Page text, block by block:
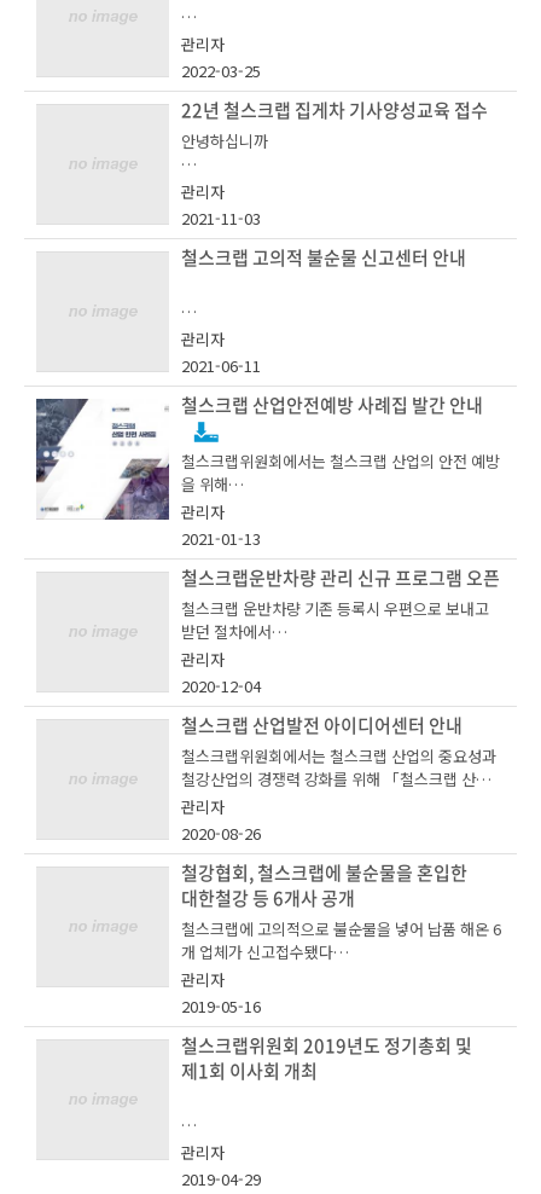
철스크랩위원회에서는 철스크랩 산업의 중요성과
철강산업의 경쟁력 강화를 위해 「철스크랩 산업발
전 아이디어 센터」를 운영하고 있습니다.
상품을 드리오니 많은 관심과 참여 부탁드립니다.
① URL 접속(주소를 복사하여 주소창에 붙여넣
기 후 엔터) : http://steelscrapidea.kosa.or.kr/
main
② 철스크랩위원회 홈페이지 우측 배너 중 「철
스크랩 산업발전 아이디어센터」 클릭
관리자
2022-03-25
22년 철스크랩 집게차 기사양성교육 접수
안녕하십니까
22년 철스크랩 집게차 기사양성 교육을 아래와 같
이 시행합니다..
- 아 래 -
ㅇ 일시 : 11/17(목), 10:00 ~ 17:00
ㅇ 장소 : 경기도 용인 히아브 A/S 센터
ㅇ 참가비 : 없음
ㅇ 교육내용 : 기본작동법 실습 및 유지보수, 안전교
육
ㅇ 주관/후원 : 한국철강협회, 한국철강자원협회,
카코텍코리아
관심있으신 분들은 첨부한 참가신청서를 작성하
여
hyeonchol.lee@ekosa.or.kr 로 회신해주시기
바랍니다.
관리자
2021-11-03
철스크랩 고의적 불순물 신고센터 안내
철스크랩 고의적 불순물 신고센터
한국철강협회 철스크랩위원회는 철스크랩 거래 시
고의적으로 불순물을 혼입하는 등의 행위 방지를
위해 「철스크랩 고의적 불순물 신고센터(이하 신
고센터)」를 운영하고 있습니다.
신고센터는 수요‧공급업계 간 상호 협의를 통해 20
13년부터 설립되었으며, 고의적 불순물 혼입행위
등의 개선유도, 재발방지를 위한 계도 및 근절 등의
활동을 통해 철스크랩의 품질향상과 건전한 유통질
서 확립을 위해 노력할 것입니다.
철스크랩 업계 종사자 여러분들께서도 이에 대한
적극적인 관심을 가져주시고, 주변에서 불순물 혼
입 등의 행위를 발견하셨을 경우, 신고방법에 따라
신고해 주시기 바랍니다.
여러분의 신고는 철스크랩의 품질 향상과 자율적
시장정화 그리고 유통질서 확립의 지름길이 될 것
입니다.
관리자
2021-06-11
철스크랩 산업안전예방 사례집 발간 안내
철스크랩위원회에서는 철스크랩 산업의 안전 예방
을 위해
안전보건공단과 사례집을 발간하였습니다.
관심있으신 분들은 아래 이메일로 문의 바랍니다.
- 철스크랩위원회 이현철 (hyeonchol.lee@ekos
a.or.kr)
관리자
2021-01-13
철스크랩운반차량 관리 신규 프로그램 오픈
철스크랩 운반차량 기존 등록시 우편으로 보내고
받던 절차에서
스마트폰 앱으로 등록하고 QR코드를 스캔하여 차
량 조회 할 수 있도록
신규 프로그램을 개발하여 오픈하였습니다.
QR코드앱 다운은 스마트폰으로 '철스크랩운반전
용차량' 페이지에서 확인 가능하며
사용법은 위 페이지에 있는 매뉴얼을 참고해주시기
바랍니다
※ 기존에 조회하던 웹 사이트는 아래와 같이 주소
가 수정되었으니 참고바랍니다.
관리자
2020-12-04
철스크랩 산업발전 아이디어센터 안내
철스크랩위원회에서는 철스크랩 산업의 중요성과
철강산업의 경쟁력 강화를 위해 「철스크랩 산업발
전 아이디어 센터」를 운영하고 있습니다.
우수 아이디어 제안자에게는 추첨을 통한 소정의
관리자
2020-08-26
철강협회, 철스크랩에 불순물을 혼입한
대한철강 등 6개사 공개
철스크랩에 고의적으로 불순물을 넣어 납품 해온 6
개 업체가 신고접수됐다
13일 한국철강협회에 따르면, 올해 2월과 4월 전기
로 및 고로 원료로 쓰이는 철스크랩에 고의적으로
불순물을 넣어 납품 해온 6개 업체가 신고접수됐
다.
심의 결과를 철스크랩위원회 홈페이지에 게시함과
동시에 대외 공개하기로 했다.
관리자
2019-05-16
철스크랩위원회 2019년도 정기총회 및
제1회 이사회 개최
관리자
2019-04-29